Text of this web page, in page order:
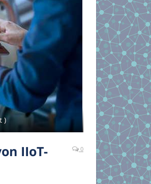
)
IIoT- 0